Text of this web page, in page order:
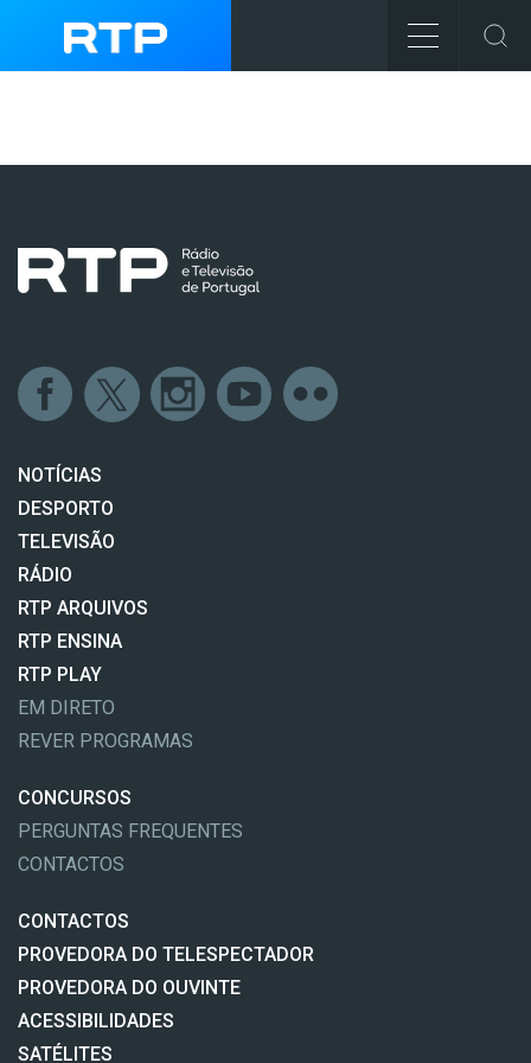
NOTÍCIAS
DESPORTO
TELEVISÃO
RÁDIO
RTP ARQUIVOS
RTP ENSINA
RTP PLAY
EM DIRETO
REVER PROGRAMAS
CONCURSOS
PERGUNTAS FREQUENTES
CONTACTOS
CONTACTOS
PROVEDORA DO TELESPECTADOR
PROVEDORA DO OUVINTE
ACESSIBILIDADES
SATÉLITES